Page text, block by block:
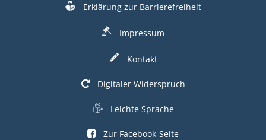
Erklärung zur Barrierefreiheit
Impressum
Kontakt
Digitaler Widerspruch
Leichte Sprache
Zur Facebook-Seite